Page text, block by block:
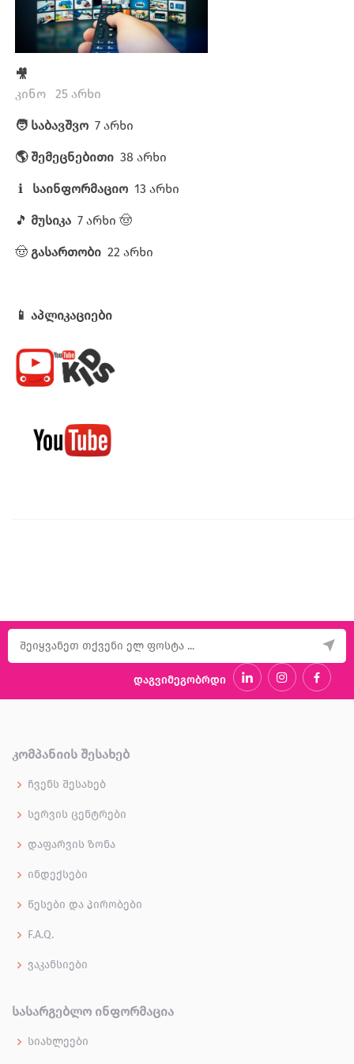
🎥
კინო 25 არხი
🧑 საბავშვო 7 არხი
🌎 შემეცნებითი 38 არხი
ℹ️ საინფორმაციო 13 არხი
🎵 მუსიკა 7 არხი 🤠
🤠 გასართობი 22 არხი
📱 აპლიკაციები
დაგვიმეგობრდი
ᲙᲝᲛᲞᲐᲜᲘᲘᲡ ᲨᲔᲡᲐᲮᲔᲑ
ჩვენს შესახებ
სერვის ცენტრები
დაფარვის ზონა
ინდექსები
წესები და პირობები
F.A.Q.
ვაკანსიები
ᲡᲐᲡᲐᲠᲒᲔᲑᲚᲝ ᲘᲜᲤᲝᲠᲛᲐᲪᲘᲐ
სიახლეები